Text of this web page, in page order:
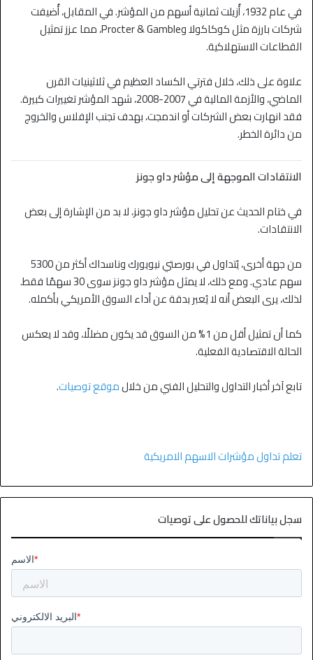
في عام 1932، أُزيلت ثمانية أسهم من المؤشر. في المقابل، أُضيفت
شركات بارزة مثل كوكاكولا وProcter & Gamble، مما عزز تمثيل
القطاعات الاستهلاكية.
علاوة على ذلك، خلال فترتي الكساد العظيم في ثلاثينيات القرن
الماضي، والأزمة المالية في 2007-2008، شهد المؤشر تغييرات كبيرة.
فقد انهارت بعض الشركات أو اندمجت، بهدف تجنب الإفلاس والخروج
من دائرة الخطر.
الانتقادات الموجهة إلى مؤشر داو جونز
في ختام الحديث عن تحليل مؤشر داو جونز، لا بد من الإشارة إلى بعض
الانتقادات.
من جهة أخرى، يُتداول في بورصتي نيويورك وناسداك أكثر من 5300
سهم عادي. ومع ذلك، لا يمثل مؤشر داو جونز سوى 30 سهمًا فقط.
لذلك، يرى البعض أنه لا يُعبر بدقة عن أداء السوق الأمريكي بأكمله.
كما أن تمثيل أقل من 1% من السوق قد يكون مضللًا، وقد لا يعكس
الحالة الاقتصادية الفعلية.
تابع آخر أخبار التداول والتحليل الفني من خلالموقع توصيات.
تعلم تداول مؤشرات الاسهم الامريكية
سجل بياناتك للحصول على توصيات